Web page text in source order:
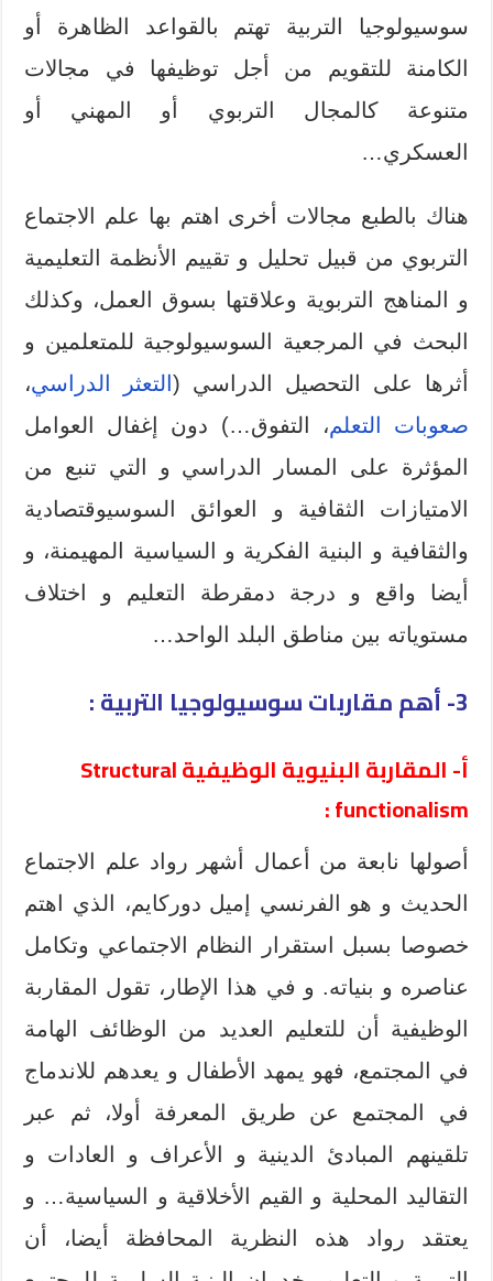
سوسيولوجيا التربية تهتم بالقواعد الظاهرة أو
الكامنة للتقويم من أجل توظيفها في مجالات
متنوعة كالمجال التربوي أو المهني أو
العسكري…
هناك بالطبع مجالات أخرى اهتم بها علم الاجتماع
التربوي من قبيل تحليل و تقييم الأنظمة التعليمية
و المناهج التربوية وعلاقتها بسوق العمل، وكذلك
البحث في المرجعية السوسيولوجية للمتعلمين و
أثرها على التحصيل الدراسي (التعثر الدراسي،
صعوبات التعلم، التفوق…) دون إغفال العوامل
المؤثرة على المسار الدراسي و التي تنبع من
الامتيازات الثقافية و العوائق السوسيوقتصادية
والثقافية و البنية الفكرية و السياسية المهيمنة، و
أيضا واقع و درجة دمقرطة التعليم و اختلاف
مستوياته بين مناطق البلد الواحد…
3- أهم مقاربات سوسيولوجيا التربية :
أ- المقاربة البنيوية الوظيفية Structural
functionalism :
أصولها نابعة من أعمال أشهر رواد علم الاجتماع
الحديث و هو الفرنسي إميل دوركايم، الذي اهتم
خصوصا بسبل استقرار النظام الاجتماعي وتكامل
عناصره و بنياته. و في هذا الإطار، تقول المقاربة
الوظيفية أن للتعليم العديد من الوظائف الهامة
في المجتمع، فهو يمهد الأطفال و يعدهم للاندماج
في المجتمع عن طريق المعرفة أولا، ثم عبر
تلقينهم المبادئ الدينية و الأعراف و العادات و
التقاليد المحلية و القيم الأخلاقية و السياسية… و
يعتقد رواد هذه النظرية المحافظة أيضا، أن